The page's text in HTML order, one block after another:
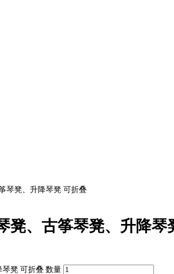
琴凳、升降琴凳 可折叠
凳、古筝琴凳、升降琴
凳 可折叠 数量